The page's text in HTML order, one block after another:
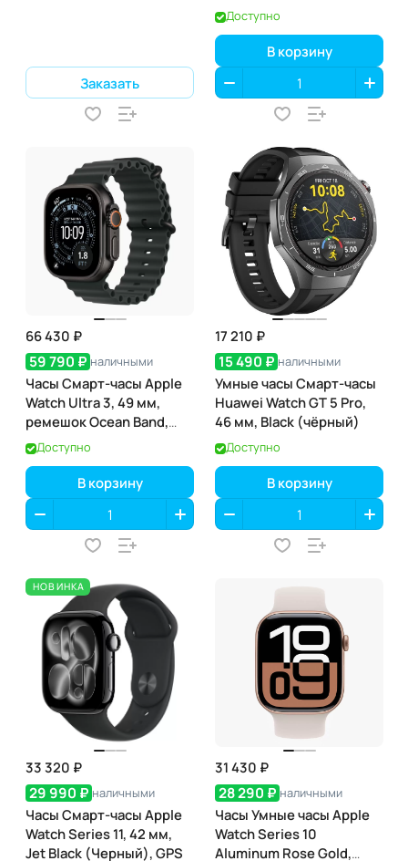
Заказать
Доступно
В корзину
66 430 ₽
59 790 ₽ наличными
Часы Смарт-часы Apple
Watch Ultra 3, 49 мм,
ремешок Ocean Band,
Чёрный титан / Black
Titanium
Доступно
В корзину
17 210 ₽
15 490 ₽ наличными
Умные часы Смарт-часы
Huawei Watch GT 5 Pro,
46 мм, Black (чёрный)
Доступно
В корзину
НОВИНКА
33 320 ₽
29 990 ₽ наличными
Часы Смарт-часы Apple
Watch Series 11, 42 мм,
Jet Black (Черный), GPS
31 430 ₽
28 290 ₽ наличными
Часы Умные часы Apple
Watch Series 10
Aluminum Rose Gold,